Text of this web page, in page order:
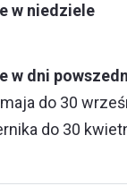
w niedziele
w dni
do 30
do 30